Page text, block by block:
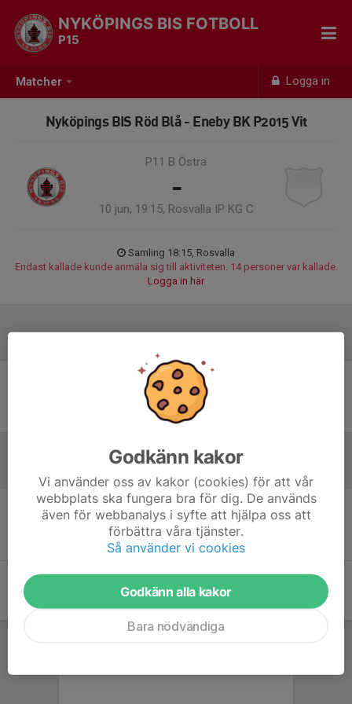
Matcher Logga in
NYKÖPINGS BIS FOTBOLL
P15
Nyköpings BIS Röd Blå - Eneby BK P2015 Vit
P11 B Östra
-
10 jun, 19:15, Rosvalla IP KG C
Samling 18:15, Rosvalla
Endast kallade kunde anmäla sig till aktiviteten. 14 personer var kallade.
Logga in här
Ingen uppställning ifylld
Referat
Inget referat skrivet
Godkänn kakor
Vi använder oss av kakor (cookies) för att vår
webbplats ska fungera bra för dig. De används
även för webbanalys i syfte att hjälpa oss att
förbättra våra tjänster.
Så använder vi cookies
Godkänn alla kakor
Bara nödvändiga